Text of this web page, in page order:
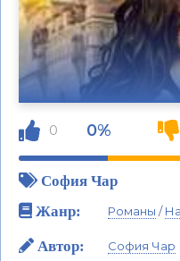
0 0%
София Чар
Жанр:
Романы /
Автор:
София Чар